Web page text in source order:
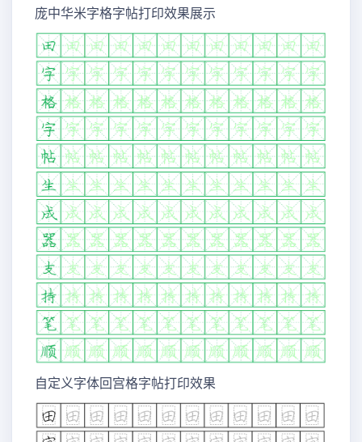
庞中华米字格字帖打印效果展示
自定义字体回宫格字帖打印效果